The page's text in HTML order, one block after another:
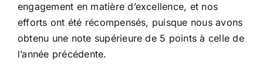
engagement en matière d’excellence, et nos
efforts ont été récompensés, puisque nous avons
obtenu une note supérieure de 5 points à celle de
l’année précédente.